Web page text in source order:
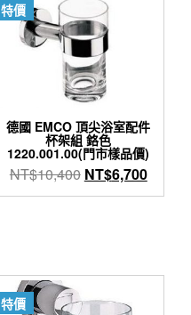
特價
德國 EMCO 頂尖浴室配件
杯架組 鉻色
1220.001.00(門市樣品價)
NT$10,400 原
始
NT$6,700目
前
特價